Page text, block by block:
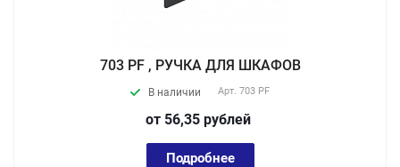
703 PF , РУЧКА ДЛЯ ШКАФОВ
В наличии Арт. 703 PF
от 56,35 рублей
Подробнее